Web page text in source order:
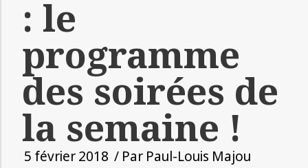
: le
programme
des soirées de
la semaine !
5 février 2018 / Par Paul-Louis Majou